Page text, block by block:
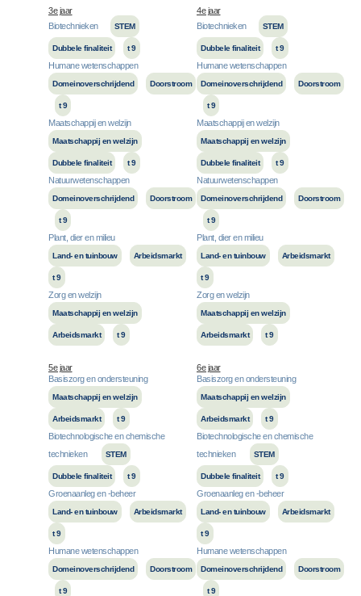
3e jaar
4e jaar
Biotechnieken
STEM
Dubbele finaliteit t 9
Humane wetenschappen
Domeinoverschrijdend Doorstroom
t 9
Maatschappij en welzijn
Maatschappij en welzijn
Dubbele finaliteit t 9
Natuurwetenschappen
Domeinoverschrijdend Doorstroom
t 9
Plant, dier en milieu
Land- en tuinbouw Arbeidsmarkt
t 9
Zorg en welzijn
Maatschappij en welzijn
Arbeidsmarkt t 9
Biotechnieken STEM
Dubbele finaliteit t 9
Humane wetenschappen
Domeinoverschrijdend Doorstroom
t 9
Maatschappij en welzijn
Maatschappij en welzijn
Dubbele finaliteit t 9
Natuurwetenschappen
Domeinoverschrijdend Doorstroom
t 9
Plant, dier en milieu
Land- en tuinbouw Arbeidsmarkt
t 9
Zorg en welzijn
Maatschappij en welzijn
Arbeidsmarkt t 9
5e jaar
6e jaar
Basiszorg en ondersteuning
Maatschappij en welzijn
Arbeidsmarkt t 9
Biotechnologische en chemische
technieken
STEM
Dubbele finaliteit t 9
Groenaanleg en -beheer
Land- en tuinbouw Arbeidsmarkt
t 9
Humane wetenschappen
Domeinoverschrijdend Doorstroom
t 9
Basiszorg en ondersteuning
Maatschappij en welzijn
Arbeidsmarkt t 9
Biotechnologische en chemische
technieken
STEM
Dubbele finaliteit t 9
Groenaanleg en -beheer
Land- en tuinbouw Arbeidsmarkt
t 9
Humane wetenschappen
Domeinoverschrijdend Doorstroom
t 9